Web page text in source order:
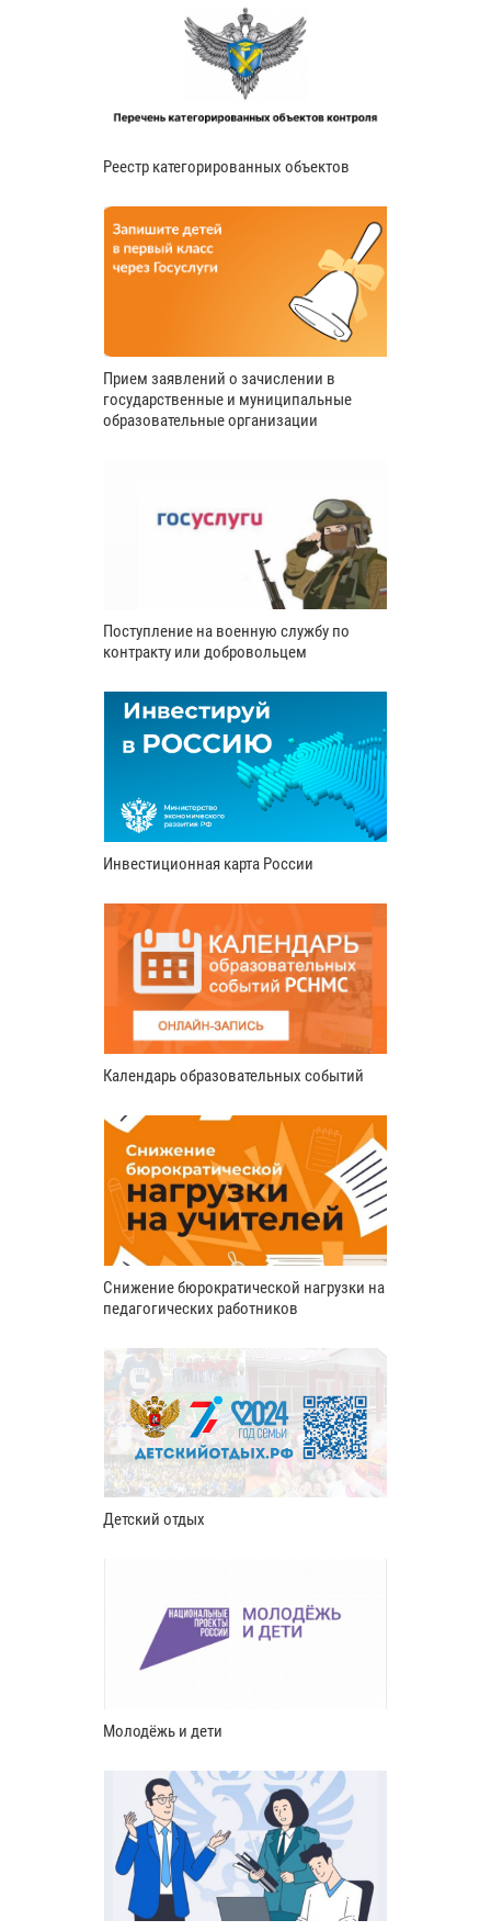
Реестр категорированных объектов
Прием заявлений о зачислении в
государственные и муниципальные
образовательные организации
Поступление на военную службу по
контракту или добровольцем
Инвестиционная карта России
Календарь образовательных событий
Снижение бюрократической нагрузки на
педагогических работников
Детский отдых
Молодёжь и дети